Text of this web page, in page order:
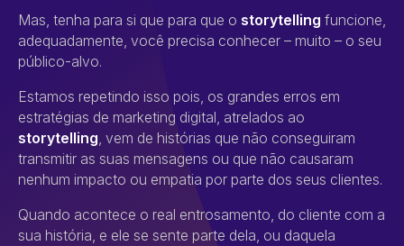
Mas, tenha para si que para que o storytelling funcione,
adequadamente, você precisa conhecer – muito – o seu
público-alvo.
Estamos repetindo isso pois, os grandes erros em
estratégias de marketing digital, atrelados ao
storytelling, vem de histórias que não conseguiram
transmitir as suas mensagens ou que não causaram
nenhum impacto ou empatia por parte dos seus clientes.
Quando acontece o real entrosamento, do cliente com a
sua história, e ele se sente parte dela, ou daquela